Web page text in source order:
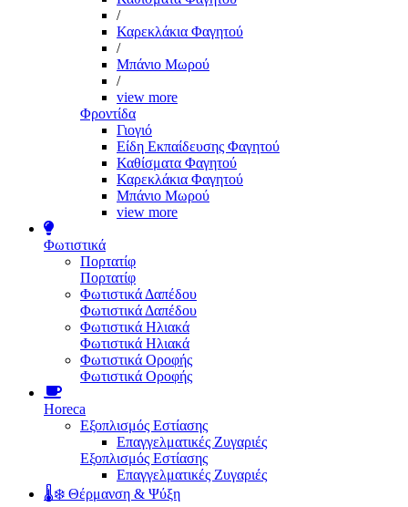
/
Καρεκλάκια Φαγητού
/
Μπάνιο Μωρού
/
view more
Φροντίδα
Γιογιό
Είδη Εκπαίδευσης Φαγητού
Καθίσματα Φαγητού
Καρεκλάκια Φαγητού
Μπάνιο Μωρού
view more
Φωτιστικά
Πορτατίφ
Πορτατίφ
Φωτιστικά Δαπέδου
Φωτιστικά Δαπέδου
Φωτιστικά Ηλιακά
Φωτιστικά Ηλιακά
Φωτιστικά Οροφής
Φωτιστικά Οροφής
Horeca
Εξοπλισμός Εστίασης
Επαγγελματικές Ζυγαριές
Εξοπλισμός Εστίασης
Επαγγελματικές Ζυγαριές
🌡️❄️ Θέρμανση & Ψύξη